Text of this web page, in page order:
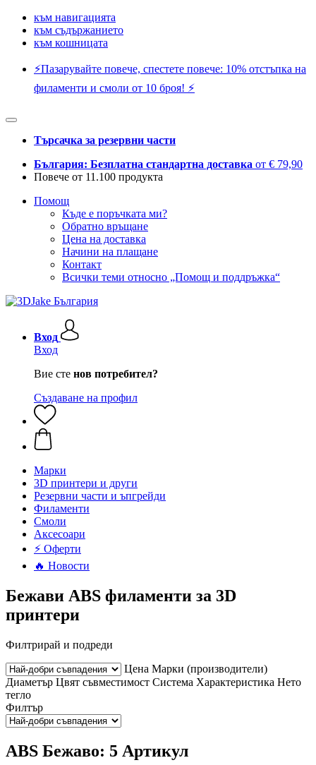
към навигацията
към съдържанието
към кошницата
⚡️Пазарувайте повече, спестете повече: 10% отстъпка на
филаменти и смоли от 10 броя! ⚡️
Търсачка за резервни части
България: Безплатна стандартна доставка от € 79,90
Повече от 11.100 продукта
Помощ
Къде е поръчката ми?
Обратно връщане
Цена на доставка
Начини на плащане
Контакт
Всички теми относно „Помощ и поддръжка“
Вход
Вход
Вие сте нов потребител?
Създаване на профил
Mарки
3D принтери и други
Резервни части и ъпгрейди
Филаменти
Смоли
Аксесоари
⚡ Оферти
🔥 Новости
Бежави ABS филаменти за 3D
принтери
Филтрирай и подреди
Цена Марки (производители)
Диаметър Цвят съвместимост Система Характеристика Нето
тегло
Филтър
ABS Бежаво: 5 Артикул